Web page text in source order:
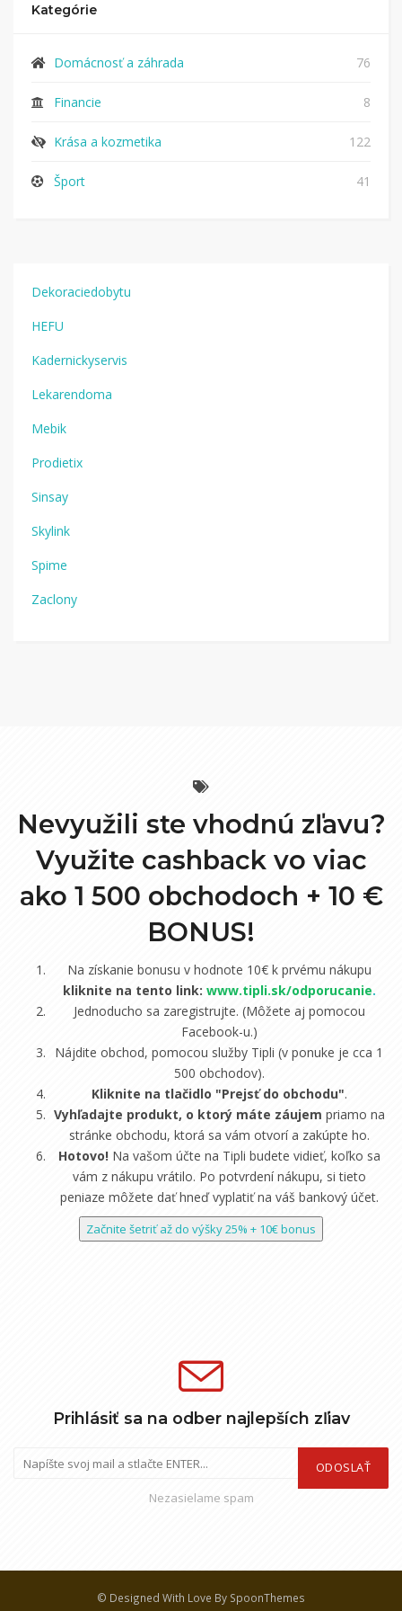
Kategórie
Domácnosť a záhrada 76
Financie 8
Krása a kozmetika 122
Šport 41
Dekoraciedobytu
HEFU
Kadernickyservis
Lekarendoma
Mebik
Prodietix
Sinsay
Skylink
Spime
Zaclony
Nevyužili ste vhodnú zľavu?
Využite cashback vo viac
ako 1 500 obchodoch + 10 €
BONUS!
Na získanie bonusu v hodnote 10€ k prvému nákupu
kliknite na tento link: www.tipli.sk/odporucanie.
Jednoducho sa zaregistrujte. (Môžete aj pomocou
Facebook-u.)
Nájdite obchod, pomocou služby Tipli (v ponuke je cca 1
500 obchodov).
Kliknite na tlačidlo "Prejsť do obchodu".
Vyhľadajte produkt, o ktorý máte záujem priamo na
stránke obchodu, ktorá sa vám otvorí a zakúpte ho.
Hotovo! Na vašom účte na Tipli budete vidieť, koľko sa
vám z nákupu vrátilo. Po potvrdení nákupu, si tieto
peniaze môžete dať hneď vyplatiť na váš bankový účet.
Začnite šetriť až do výšky 25% + 10€ bonus
Prihlásiť sa na odber najlepších zľiav
ODOSLAŤ
Nezasielame spam
© Designed With Love By SpoonThemes